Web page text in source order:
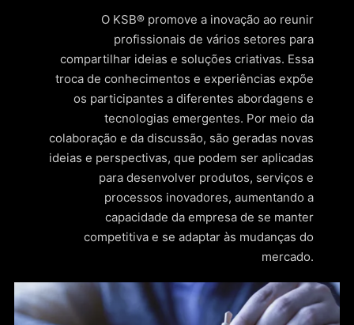
O KSB® promove a inovação ao reunir
profissionais de vários setores para
compartilhar ideias e soluções criativas. Essa
troca de conhecimentos e experiências expõe
os participantes a diferentes abordagens e
tecnologias emergentes. Por meio da
colaboração e da discussão, são geradas novas
ideias e perspectivas, que podem ser aplicadas
para desenvolver produtos, serviços e
processos inovadores, aumentando a
capacidade da empresa de se manter
competitiva e se adaptar às mudanças do
mercado.